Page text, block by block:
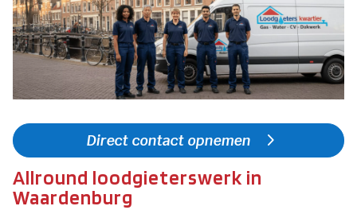
Direct contact opnemen
Allround loodgieterswerk in
Waardenburg